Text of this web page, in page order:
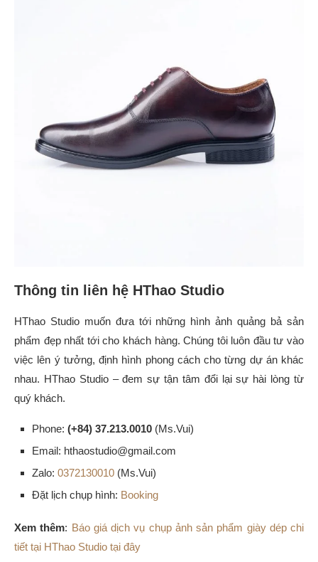
Thông tin liên hệ HThao Studio
HThao Studio muốn đưa tới những hình ảnh quảng bả sản
phẩm đẹp nhất tới cho khách hàng. Chúng tôi luôn đầu tư vào
việc lên ý tưởng, định hình phong cách cho từng dự án khác
nhau. HThao Studio – đem sự tận tâm đổi lại sự hài lòng từ
quý khách.
Phone: (+84) 37.213.0010 (Ms.Vui)
Email: hthaostudio@gmail.com
Zalo: 0372130010 (Ms.Vui)
Đặt lịch chụp hình: Booking
Xem thêm: Báo giá dịch vụ chụp ảnh sản phẩm giày dép chi
tiết tại HThao Studio tại đây